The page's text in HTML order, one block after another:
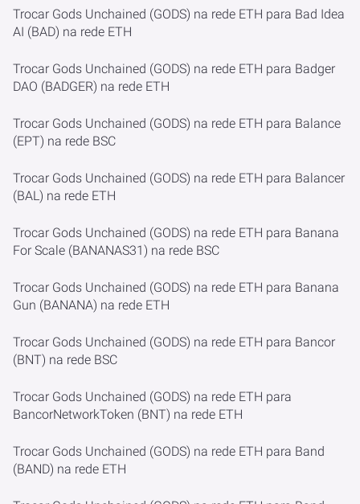
Trocar Gods Unchained (GODS) na rede ETH para Bad Idea
AI (BAD) na rede ETH
Trocar Gods Unchained (GODS) na rede ETH para Badger
DAO (BADGER) na rede ETH
Trocar Gods Unchained (GODS) na rede ETH para Balance
(EPT) na rede BSC
Trocar Gods Unchained (GODS) na rede ETH para Balancer
(BAL) na rede ETH
Trocar Gods Unchained (GODS) na rede ETH para Banana
For Scale (BANANAS31) na rede BSC
Trocar Gods Unchained (GODS) na rede ETH para Banana
Gun (BANANA) na rede ETH
Trocar Gods Unchained (GODS) na rede ETH para Bancor
(BNT) na rede BSC
Trocar Gods Unchained (GODS) na rede ETH para
BancorNetworkToken (BNT) na rede ETH
Trocar Gods Unchained (GODS) na rede ETH para Band
(BAND) na rede ETH